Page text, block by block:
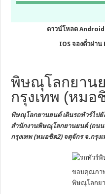
ดาวน์โหลด Android
IOS จองตั๋วผ่าน
พิษณุโลกยาน
กรุงเทพ (หมอ
พิษณุโลกยานยนต์ เดินรถทัวร์ไปยั
สำนักงานพิษณุโลกยานยนต์ (ถน
กรุงเทพ (หมอชิต2) จตุจักร จ.กรุง
ขอบคุณภา
พิษณุโลกย